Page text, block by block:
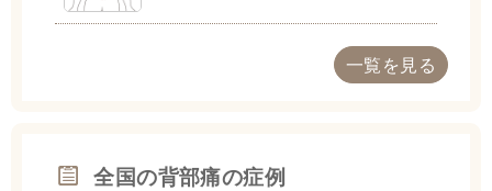
一覧を見る
全国の背部痛の症例